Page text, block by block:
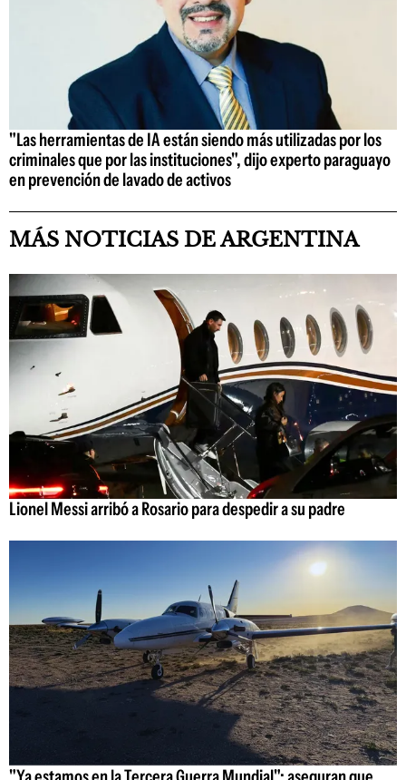
"Las herramientas de IA están siendo más utilizadas por los
criminales que por las instituciones", dijo experto paraguayo
en prevención de lavado de activos
MÁS NOTICIAS DE ARGENTINA
Lionel Messi arribó a Rosario para despedir a su padre